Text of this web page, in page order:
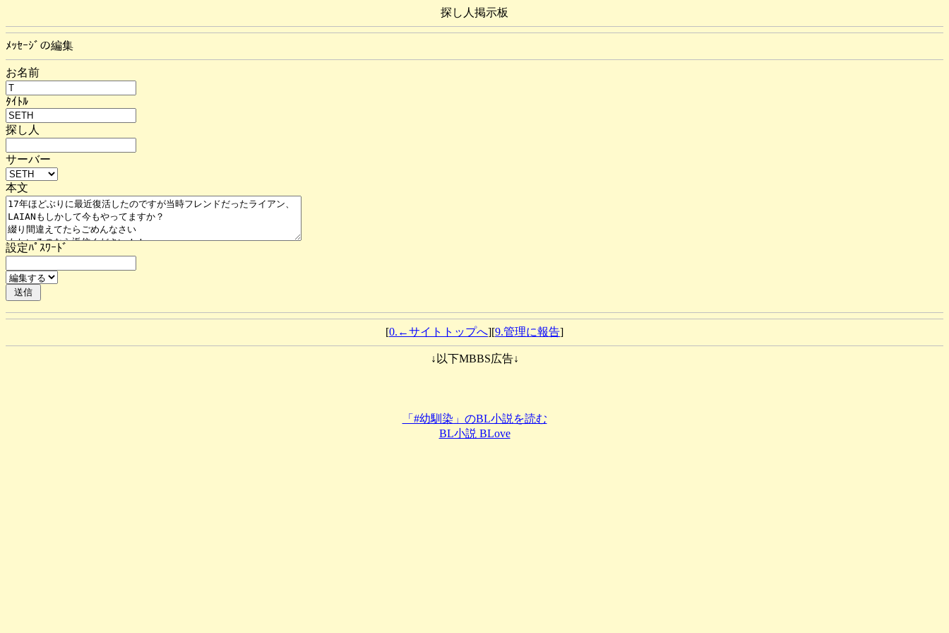
探し人掲示板
ﾒｯｾｰｼﾞの編集
お名前
ﾀｲﾄﾙ
探し人
サーバー
本文
設定ﾊﾟｽﾜｰﾄﾞ
[0.←サイトトップへ][9.管理に報告]
↓以下MBBS広告↓
「#幼馴染」のBL小説を読む
BL小説 BLove